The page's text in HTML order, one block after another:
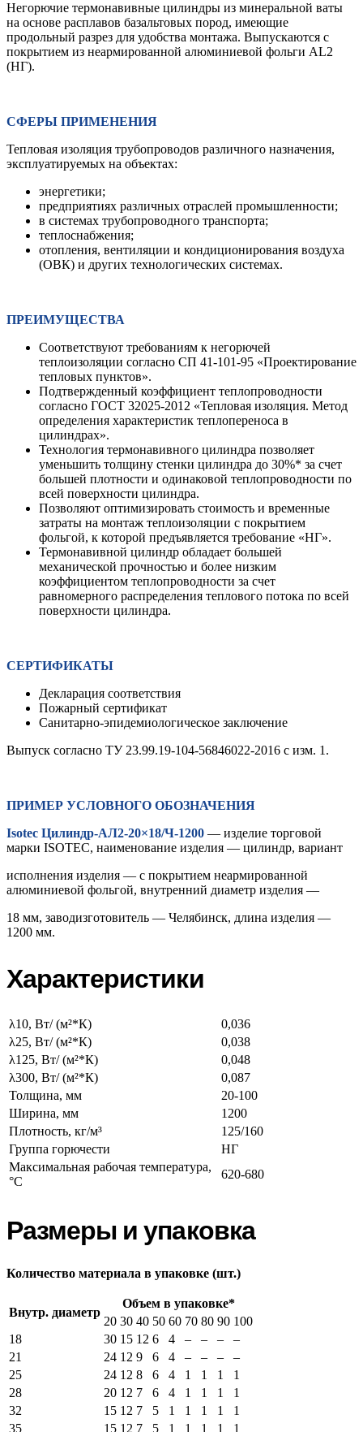
Негорючие термонавивные цилиндры из минеральной ваты
на основе расплавов базальтовых пород, имеющие
продольный разрез для удобства монтажа. Выпускаются с
покрытием из неармированной алюминиевой фольги AL2
(НГ).
СФЕРЫ ПРИМЕНЕНИЯ
Тепловая изоляция трубопроводов различного назначения,
эксплуатируемых на объектах:
энергетики;
предприятиях различных отраслей промышленности;
в системах трубопроводного транспорта;
теплоснабжения;
отопления, вентиляции и кондиционирования воздуха
(ОВК) и других технологических системах.
ПРЕИМУЩЕСТВА
Соответствуют требованиям к негорючей
теплоизоляции согласно СП 41-101-95 «Проектирование
тепловых пунктов».
Подтвержденный коэффициент теплопроводности
согласно ГОСТ 32025-2012 «Тепловая изоляция. Метод
определения характеристик теплопереноса в
цилиндрах».
Технология термонавивного цилиндра позволяет
уменьшить толщину стенки цилиндра до 30%* за счет
большей плотности и одинаковой теплопроводности по
всей поверхности цилиндра.
Позволяют оптимизировать стоимость и временные
затраты на монтаж теплоизоляции с покрытием
фольгой, к которой предъявляется требование «НГ».
Термонавивной цилиндр обладает большей
механической прочностью и более низким
коэффициентом теплопроводности за счет
равномерного распределения теплового потока по всей
поверхности цилиндра.
СЕРТИФИКАТЫ
Декларация соответствия
Пожарный сертификат
Санитарно-эпидемиологическое заключение
Выпуск согласно ТУ 23.99.19-104-56846022-2016 с изм. 1.
ПРИМЕР УСЛОВНОГО ОБОЗНАЧЕНИЯ
Isotec Цилиндр-АЛ2-20×18/Ч-1200 — изделие торговой
марки ISOTEC, наименование изделия — цилиндр, вариант
исполнения изделия — с покрытием неармированной
алюминиевой фольгой, внутренний диаметр изделия —
18 мм, заводизготовитель — Челябинск, длина изделия —
1200 мм.
Характеристики
λ10, Вт/ (м²*К)
0,036
λ25, Вт/ (м²*К)
0,038
λ125, Вт/ (м²*К)
0,048
λ300, Вт/ (м²*К)
0,087
Толщина, мм
20-100
Ширина, мм
1200
Плотность, кг/м³
125/160
Группа горючести
НГ
Максимальная рабочая температура,
°C
620-680
Размеры и упаковка
Количество материала в упаковке (шт.)
Внутр. диаметр
Объем в упаковке*
20 30 40 50 60 70 80 90 100
18
30 15 12 6 4 – – –
–
21
24 12 9 6 4 – – –
–
25
24 12 8 6 4 1 1 1
1
28
20 12 7 6 4 1 1 1
1
32
15 12 7 5 1 1 1 1
1
35
15 12 7 5 1 1 1 1 1